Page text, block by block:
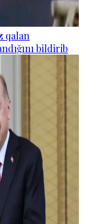
qalan
bildirib